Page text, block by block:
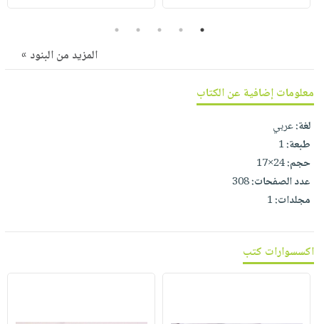
صابون
فيديوهات
طرحها
خدمات
وفرات
انشر
كتابك
تواصل
نشرة
الإصدارات
1
2
3
4
5
المزيد من البنود »
معلومات إضافية عن الكتاب
لغة:عربي
طبعة:1
حجم:24×17
عدد الصفحات:308
مجلدات:1
اكسسوارات كتب